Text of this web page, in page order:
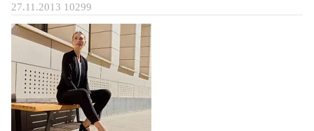
27.11.2013 10299